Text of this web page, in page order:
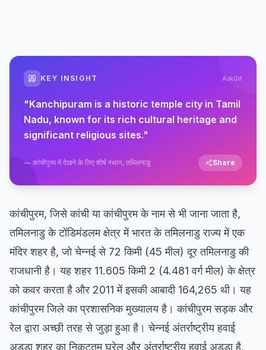
KEY INSIGHT AskGif
"Kanchipuram is a historic temple city in Tamil
Nadu, known for its rich cultural heritage and
significant religious sites."
— कांचीपुरम में देखने के लिए शीर्ष स्थान, तमिलनाडु Share
कांचीपुरम, जिसे कांची या कांचीपुरम के नाम से भी जाना जाता है,
तमिलनाडु के टोंडिमंडलम क्षेत्र में भारत के तमिलनाडु राज्य में एक
मंदिर शहर है, जो चेन्नई से 72 किमी (45 मील) दूर तमिलनाडु की
राजधानी है। यह शहर 11.605 किमी 2 (4.481 वर्ग मील) के क्षेत्र
को कवर करता है और 2011 में इसकी आबादी 164,265 थी। यह
कांचीपुरम जिले का प्रशासनिक मुख्यालय है। कांचीपुरम सड़क और
रेल द्वारा अच्छी तरह से जुड़ा हुआ है। चेन्नई अंतर्राष्ट्रीय हवाई
अड्डा शहर का निकटतम घरेलू और अंतर्राष्ट्रीय हवाई अड्डा है,